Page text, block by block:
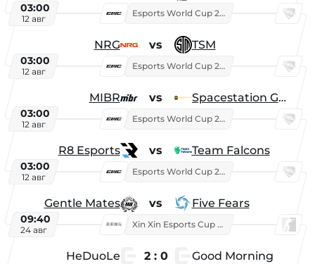
03:00
12 авг
Esports World Cup 2026
NRG vs TSM
03:00
12 авг
Esports World Cup 2026
MIBR vs Spacestation Gaming
03:00
12 авг
Esports World Cup 2026
R8 Esports vs Team Falcons
03:00
12 авг
Esports World Cup 2026
Gentle Mates vs Five Fears
09:40
24 авг
Xin Xin Esports Cup 2025
HeDuoLe 2 : 0 Good Morning